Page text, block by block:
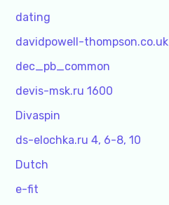
dating
davidpowell-thompson.co.uk
dec_pb_common
devis-msk.ru 1600
Divaspin
ds-elochka.ru 4, 6-8, 10
Dutch
e-fit